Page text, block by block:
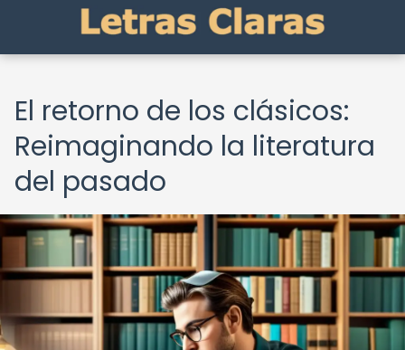
El retorno de los clásicos:
Reimaginando la literatura
del pasado